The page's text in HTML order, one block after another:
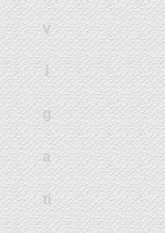
v
i
g
a
ti